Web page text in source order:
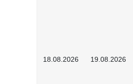
18.08.2026 19.08.2026